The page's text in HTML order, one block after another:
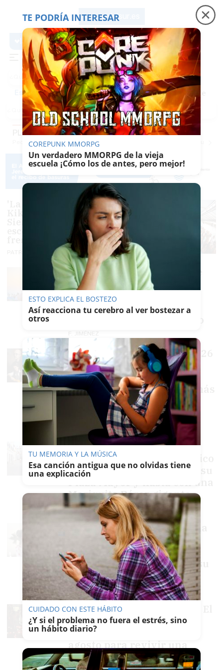
lavozdelsur.es
lavozdelsur.es
Es noticia Precio luz Padre Coraje Fábrica de botellas
PLANAZOS
PequevozComprasPantallazos
'La Pepa', conciertos de
Kiko Veneno, Pitingo y
Siempre Así en un
escenario flotante
frente a Doñana
PATRICIA MERELLO
El eclipse parcial del 12 de
agosto ocultará el 95% del
disco solar en la Bahía de
Cádiz: un mirador
Programación de otoño 2026
en el Gran Teatro Falla: el
150 aniversario del
nacimiento del gaditano más
universal marca la
temporada
PACO SÁNCHEZ MÚGICA
Chiclana celebra 150 años
como Ciudad con un mosaico
histórico, cien artistas en su
Plaza Mayor y hasta con una
Mariquita Pérez gigante
F. JIMÉNEZ
Tōrō Nagashi, la ceremonia
de las linternas flotantes
junto al Guadalquivir a su
paso por Sevilla: ¿cuál es su
significado?
F. JIMÉNEZ
Trece patios históricos de El
Puerto abren gratis sus
puertas dos noches de
agosto para revivir una
tradición centenaria
TE PODRÍA INTERESAR
COREPUNK MMORPG
Un verdadero MMORPG de la vieja
escuela ¡Cómo los de antes, pero mejor!
ESTO EXPLICA EL BOSTEZO
Así reacciona tu cerebro al ver bostezar a
otros
TU MEMORIA Y LA MÚSICA
Esa canción antigua que no olvidas tiene
una explicación
CUIDADO CON ESTE HÁBITO
¿Y si el problema no fuera el estrés, sino
un hábito diario?